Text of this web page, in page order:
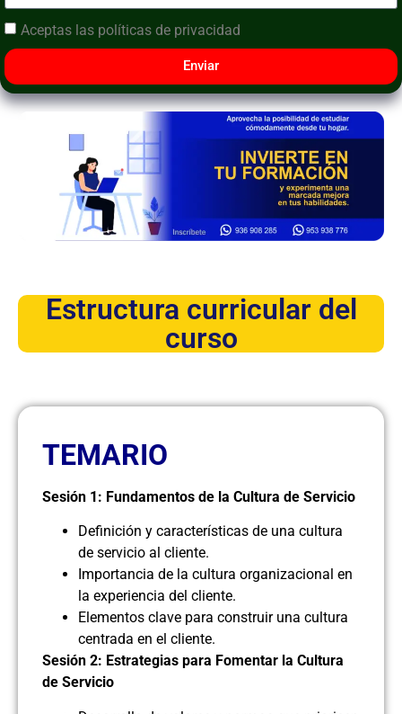
Aceptas las políticas de privacidad
Enviar
Estructura curricular del
curso
TEMARIO
Sesión 1: Fundamentos de la Cultura de Servicio
Definición y características de una cultura
de servicio al cliente.
Importancia de la cultura organizacional en
la experiencia del cliente.
Elementos clave para construir una cultura
centrada en el cliente.
Sesión 2: Estrategias para Fomentar la Cultura
de Servicio